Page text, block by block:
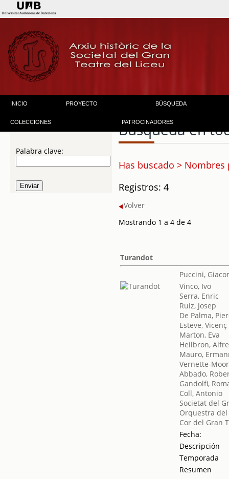
INICIO PROYECTO BÚSQUEDA
COLECCIONES PATROCINADORES
Palabra clave:
Búsqueda en
Has buscado >
Registros: 4
Volver
Mostrando 1 a 4 de 4
Turandot
Puccini,
Vinco, Ivo
Serra, Enric
Ruiz, Josep
De Palma,
Esteve, Vicenç
Marton, Eva
Heilbron,
Mauro,
Vernette-
Abbado,
Gandolfi,
Coll, Antonio
Societat del
Orquestra
Cor del Gran
Fecha:
Descripción
Temporada
Resumen